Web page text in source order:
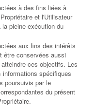
à des fins liées à
et l'Utilisateur
pleine exécution du
aux fins des intérêts
être conservées aussi
ces objectifs. Les
spécifiques
poursuivis par le
du présent